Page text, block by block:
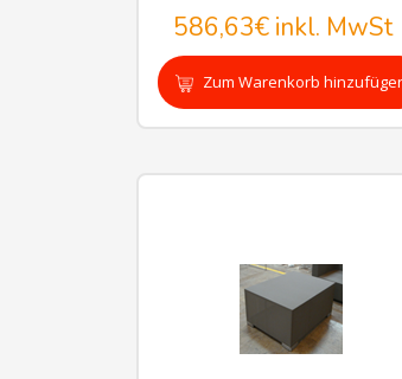
586,63€ inkl. MwSt
Zum Warenkorb